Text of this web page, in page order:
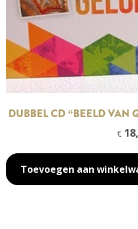
DUBBEL CD “BEELD VAN
€
Toevoegen aan